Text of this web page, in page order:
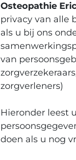
Osteopathie
privacy van alle
als u bij ons
van
zorgverleners)
Hieronder leest
doen als u nog